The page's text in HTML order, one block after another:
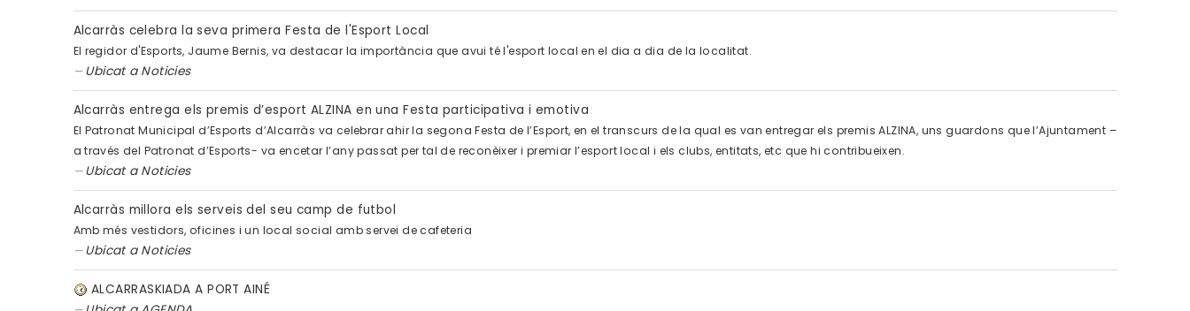
Alcarràs celebra la seva primera Festa de l'Esport Local
El regidor d'Esports, Jaume Bernis, va destacar la importància que avui té l'esport local en el dia a dia de la localitat.
Ubicat a Noticies
Alcarràs entrega els premis d’esport ALZINA en una Festa participativa i emotiva
El Patronat Municipal d’Esports d’Alcarràs va celebrar ahir la segona Festa de l’Esport, en el transcurs de la qual es van entregar els premis ALZINA, uns guardons que l’Ajuntament –
a través del Patronat d’Esports- va encetar l’any passat per tal de reconèixer i premiar l’esport local i els clubs, entitats, etc que hi contribueixen.
Ubicat a Noticies
Alcarràs millora els serveis del seu camp de futbol
Amb més vestidors, oficines i un local social amb servei de cafeteria
Ubicat a Noticies
ALCARRASKIADA A PORT AINÉ